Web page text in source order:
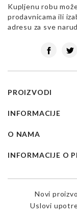
Kupljenu robu
prodavnicama ili
adresu za sve
PROIZVODI
INFORMACIJE
O NAMA
INFORMACIJE O
Novi
Uslovi